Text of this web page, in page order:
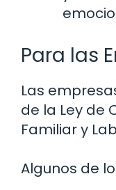
Para las
Las
de la Ley de
Familiar y
Algunos de